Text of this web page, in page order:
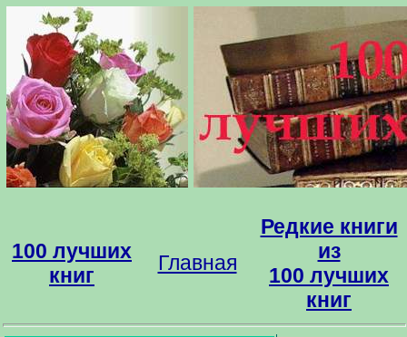
100 лучших
книг
Главная
Редкие книги
из
100 лучших
книг